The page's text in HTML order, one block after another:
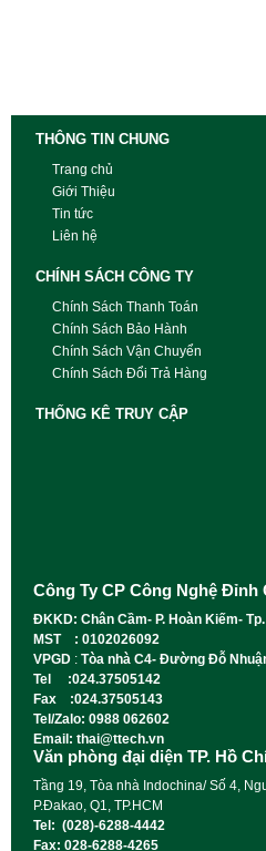
THÔNG TIN CHUNG
Trang chủ
Giới Thiệu
Tin tức
Liên hệ
CHÍNH SÁCH CÔNG TY
Chính Sách Thanh Toán
Chính Sách Bảo Hành
Chính Sách Vận Chuyển
Chính Sách Đổi Trả Hàng
THỐNG KÊ TRUY CẬP
Công Ty CP Công Nghệ Đỉnh
ĐKKD: Chân Cầm- P. Hoàn Kiếm-
MST : 0102026092
VPGD : Tòa nhà C4- Đường Đỗ
Tel :024.37505142
Fax :024.37505143
Tel/Zalo: 0988 062602
Email: thai@ttech.vn
Văn phòng đại diện TP. Hồ
Tầng 19, Tòa nhà Indochina/ Số 4,
P.Đakao, Q1, TP.HCM
Tel: (028)-6288-4442
Fax: 028-6288-4265